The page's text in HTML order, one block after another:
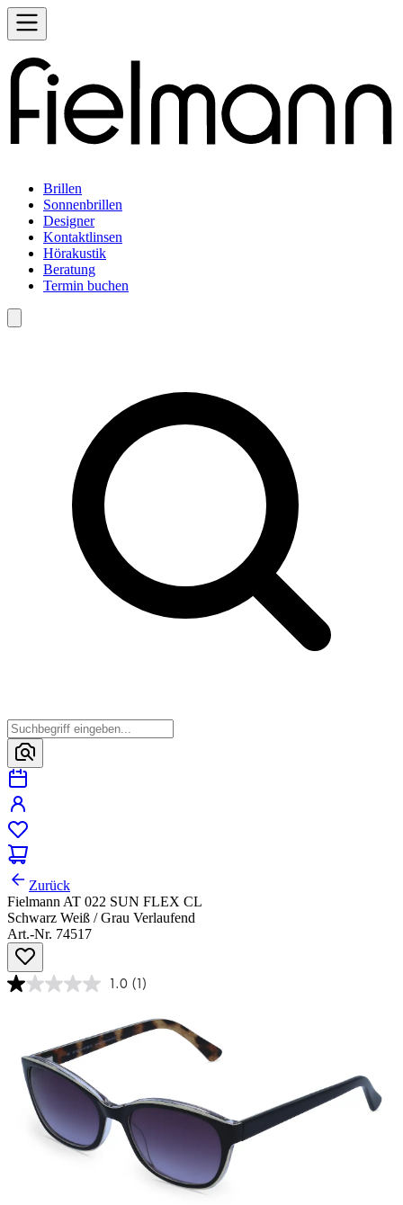
Brillen
Sonnenbrillen
Designer
Kontaktlinsen
Hörakustik
Beratung
Termin buchen
Zurück
Fielmann AT 022 SUN FLEX CL
Schwarz Weiß / Grau Verlaufend
Art.-Nr. 74517
1.0 (1)